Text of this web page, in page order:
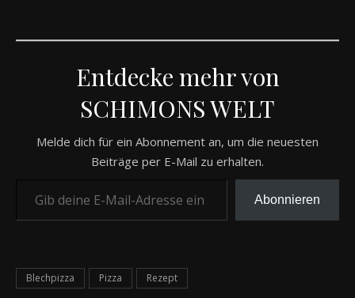
Entdecke mehr von
SCHIMONS WELT
Melde dich für ein Abonnement an, um die neuesten
Beiträge per E-Mail zu erhalten.
Abonnieren
Blechpizza Pizza Rezept